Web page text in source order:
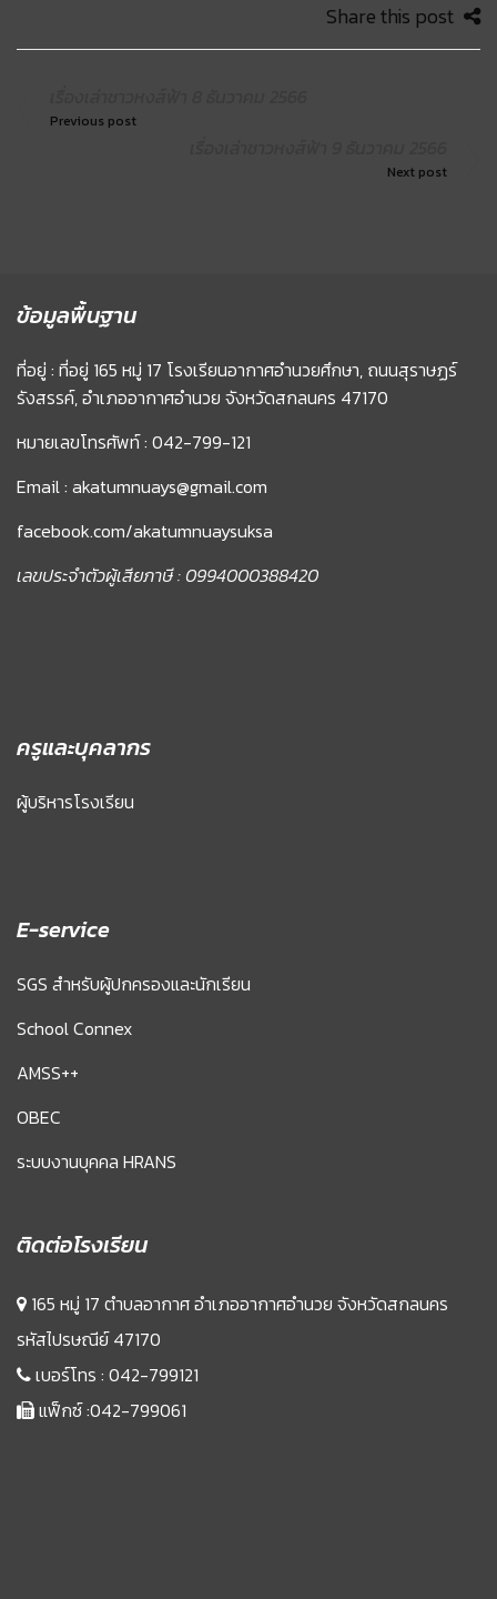
Share this post
Previous post
Next post
ข้อมูลพื้นฐาน
ที่อยู่ : ที่อยู่ 165 หมู่ 17 โรงเรียนอากาศอำนวยศึกษา, ถนนสุราษฏร์
รังสรรค์, อำเภออากาศอำนวย จังหวัดสกลนคร 47170
หมายเลขโทรศัพท์ : 042-799-121
Email : akatumnuays@gmail.com
facebook.com/akatumnuaysuksa
เลขประจำตัวผู้เสียภาษี : 0994000388420
ครูและบุคลากร
ผู้บริหารโรงเรียน
E-service
SGS สำหรับผู้ปกครองและนักเรียน
School Connex
AMSS++
OBEC
ระบบงานบุคคล HRANS
ติดต่อโรงเรียน
165 หมู่ 17 ตำบลอากาศ อำเภออากาศอำนวย จังหวัดสกลนคร
รหัสไปรษณีย์ 47170
เบอร์โทร : 042-799121
แฟ็กซ์ :042-799061